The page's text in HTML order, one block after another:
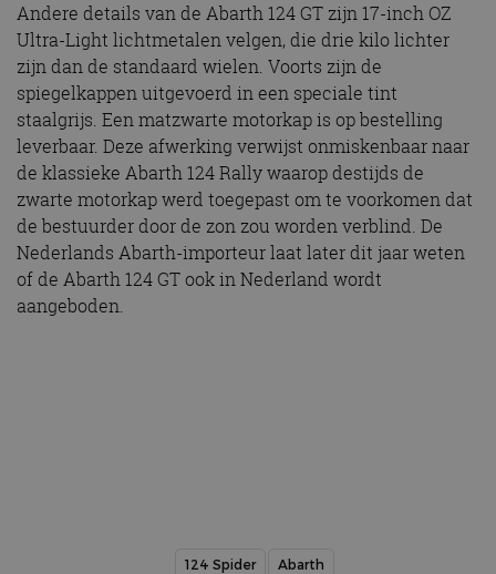
Andere details van de Abarth 124 GT zijn 17-inch OZ
Ultra-Light lichtmetalen velgen, die drie kilo lichter
zijn dan de standaard wielen. Voorts zijn de
spiegelkappen uitgevoerd in een speciale tint
staalgrijs. Een matzwarte motorkap is op bestelling
leverbaar. Deze afwerking verwijst onmiskenbaar naar
de klassieke Abarth 124 Rally waarop destijds de
zwarte motorkap werd toegepast om te voorkomen dat
de bestuurder door de zon zou worden verblind. De
Nederlands Abarth-importeur laat later dit jaar weten
of de Abarth 124 GT ook in Nederland wordt
aangeboden.
124 Spider Abarth